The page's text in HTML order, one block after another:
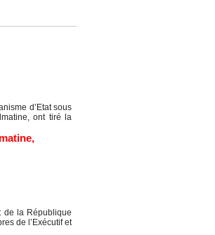
d’Etat sous
ont tiré la
,
de la République
de l’Exécutif et